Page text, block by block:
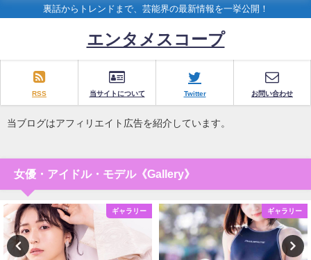
裏話からトレンドまで、芸能界の最新情報を一挙公開！
エンタメスコープ
RSS 当サイトについて Twitter お問い合わせ
当ブログはアフィリエイト広告を紹介しています。
女優・アイドル・モデル《Gallery》
ギャラリー ギャラリー